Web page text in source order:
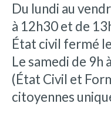
Du lundi au
à 12h30 et de
État civil fermé
Le samedi de 9h
(État Civil et
citoyennes